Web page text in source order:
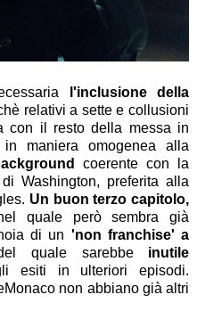
l'inclusione della
relativi a sette e collusioni
con il resto della messa in
maniera omogenea alla
coerente con la
Washington, preferita alla
Un buon terzo capitolo,
quale però sembra già
di un 'non franchise' a
quale sarebbe inutile
esiti in ulteriori episodi.
non abbiano già altri